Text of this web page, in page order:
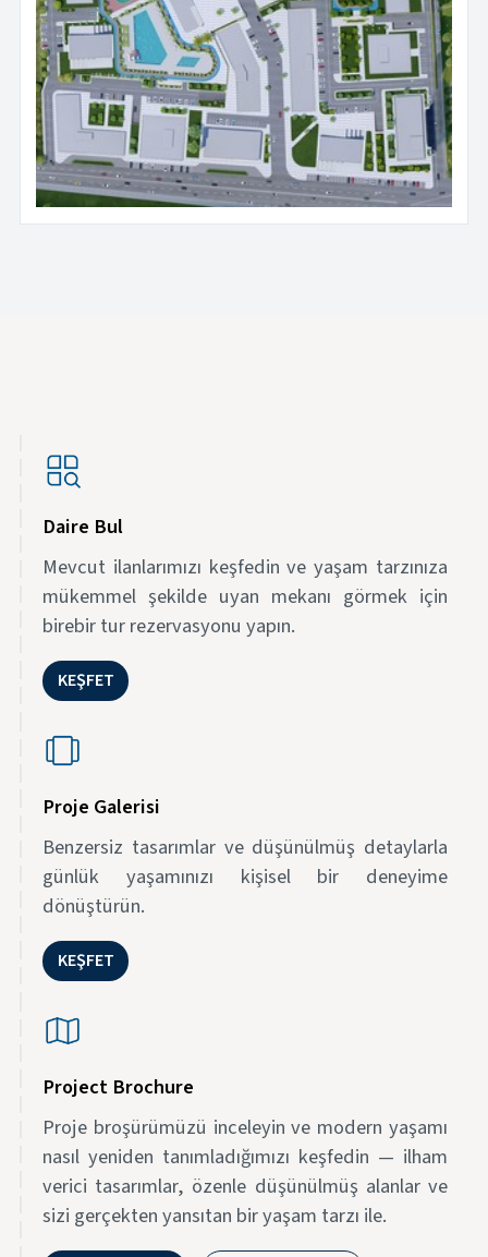
Daire Bul
Mevcut ilanlarımızı keşfedin ve yaşam tarzınıza
mükemmel şekilde uyan mekanı görmek için
birebir tur rezervasyonu yapın.
KEŞFET
Proje Galerisi
Benzersiz tasarımlar ve düşünülmüş detaylarla
günlük yaşamınızı kişisel bir deneyime
dönüştürün.
KEŞFET
Project Brochure
Proje broşürümüzü inceleyin ve modern yaşamı
nasıl yeniden tanımladığımızı keşfedin — ilham
verici tasarımlar, özenle düşünülmüş alanlar ve
sizi gerçekten yansıtan bir yaşam tarzı ile.